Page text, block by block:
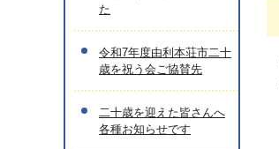
た
令和7年度由利本荘市二十
歳を祝う会ご協賛先
二十歳を迎えた皆さんへ
各種お知らせです